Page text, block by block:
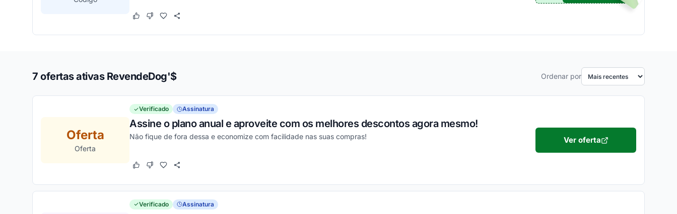
Este cupom funcionou
Este cupom não funcionou
7 ofertas ativas RevendeDog'$ Ordenar por
Oferta
Oferta
Verificado Assinatura
Assine o plano anual e aproveite com os melhores descontos agora mesmo!
Não fique de fora dessa e economize com facilidade nas suas compras!
Este cupom funcionou
Este cupom não funcionou
Ver oferta
Verificado Assinatura